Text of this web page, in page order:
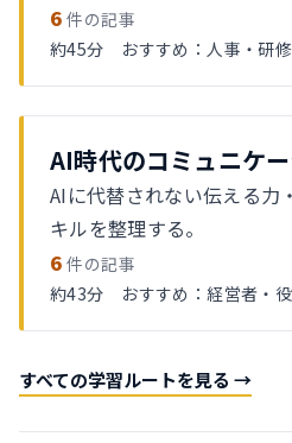
6 件の記事
約45分 おすすめ：人事・研
AI時代のコミュニケ
AIに代替されない伝える力
キルを整理する。
6 件の記事
約43分 おすすめ：経営者・
すべての学習ルートを見る →